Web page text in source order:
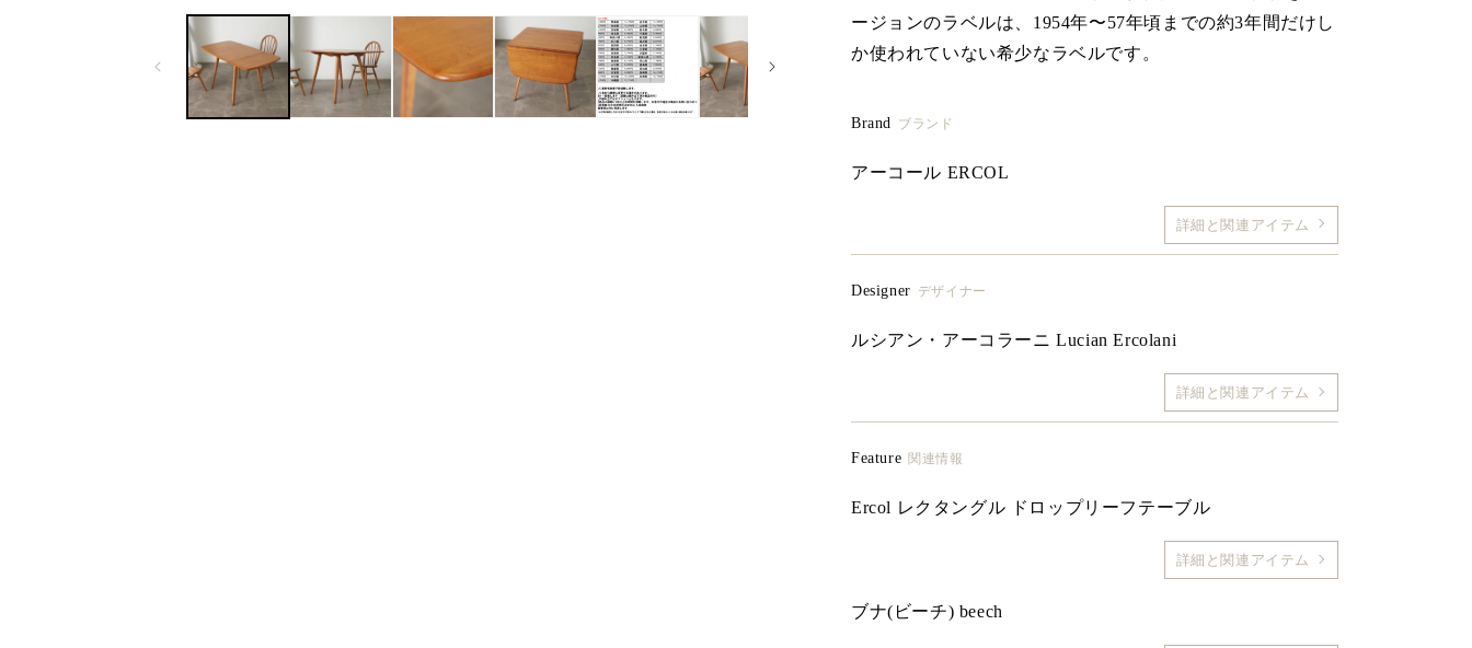
ージョンのラベルは、1954年〜57年頃までの約3年間だけし
か使われていない希少なラベルです。
Brand ブランド
アーコール ERCOL
詳細と関連アイテム
Designer デザイナー
ルシアン・アーコラーニ Lucian Ercolani
詳細と関連アイテム
Feature 関連情報
Ercol レクタングル ドロップリーフテーブル
詳細と関連アイテム
ブナ(ビーチ) beech